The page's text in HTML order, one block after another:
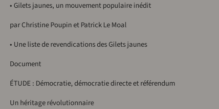
• Gilets jaunes, un mouvement populaire inédit
par Christine Poupin et Patrick Le Moal
• Une liste de revendications des Gilets jaunes
Document
ÉTUDE : Démocratie, démocratie directe et référendum
Un héritage révolutionnaire